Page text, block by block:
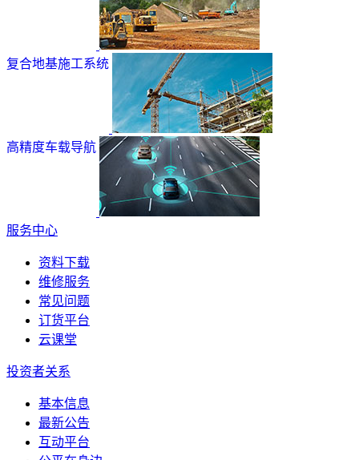
复合地基施工系统
高精度车载导航
服务中心
资料下载
维修服务
常见问题
订货平台
云课堂
投资者关系
基本信息
最新公告
互动平台